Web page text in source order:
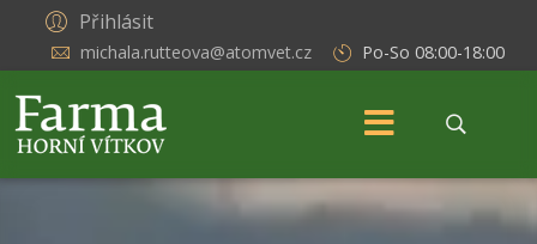
Přihlásit
michala.rutteova@atomvet.cz Po-So 08:00-18:00